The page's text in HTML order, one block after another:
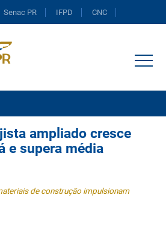
Senac PR IFPD CNC
ampliado cresce
e supera média
de construção impulsionam